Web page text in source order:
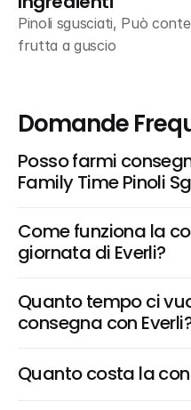
Pinoli sgusciati, Può
frutta a guscio
Domande
Posso farmi
Family Time Pinoli
Come funziona la
giornata di Everli?
Quanto tempo ci
consegna con
Quanto costa la